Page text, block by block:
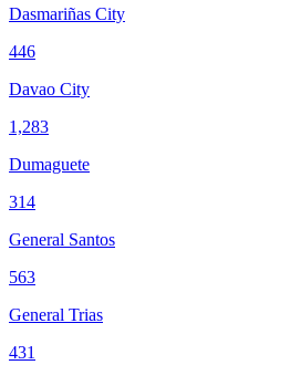
Dasmariñas City
446
Davao City
1,283
Dumaguete
314
General Santos
563
General Trias
431